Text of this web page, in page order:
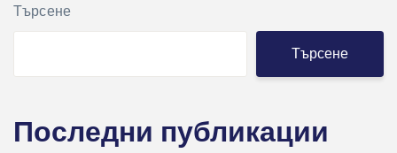
Търсене
Търсене
Последни публикации